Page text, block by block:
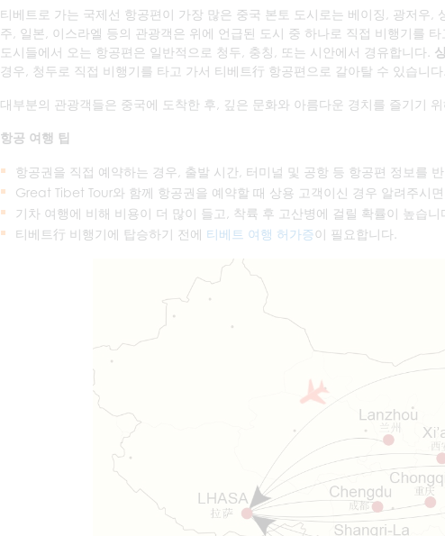
티베트로 가는 국제선 항공편이 가장 많은 중국 본토 도시로는 베이징, 광저우,
주, 일본, 이스라엘 등의 관광객은 위에 언급된 도시 중 하나로 직접 비행기를
도시들에서 오는 항공편은 일반적으로 청두, 충칭, 또는 시안에서 경유합니다.
경우, 청두로 직접 비행기를 타고 가서 티베트行 항공편으로 갈아탈 수 있습니다.
대부분의 관광객들은 중국에 도착한 후, 깊은 문화와 아름다운 경치를 즐기기
항공 여행 팁
항공권을 직접 예약하는 경우, 출발 시간, 터미널 및 공항 등 항공편 정보를 반
Great Tibet Tour와 함께 항공권을 예약할 때 상용 고객이신 경우 알려주시
기차 여행에 비해 비용이 더 많이 들고, 착륙 후 고산병에 걸릴 확률이 높습니
티베트行 비행기에 탑승하기 전에 티베트 여행 허가증이 필요합니다.